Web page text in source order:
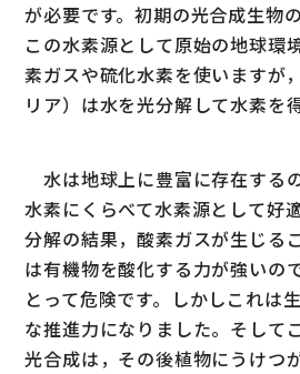
が必要です。初期の光合成生物
この水素源として原始の地球環
素ガスや硫化水素を使いますが
リア）は水を光分解して水素を
水は地球上に豊富に存在する
水素にくらべて水素源として好
分解の結果，酸素ガスが生じる
は有機物を酸化する力が強いの
とって危険です。しかしこれは
な推進力になりました。そして
光合成は，その後植物にうけつ